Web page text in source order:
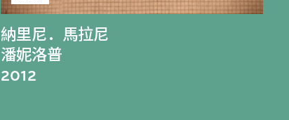
納里尼．馬拉尼
潘妮洛普
2012